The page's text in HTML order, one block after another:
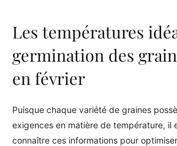
Les températures
germination des
en février
Puisque chaque variété de graines
exigences en matière de température, il
connaître ces informations pour